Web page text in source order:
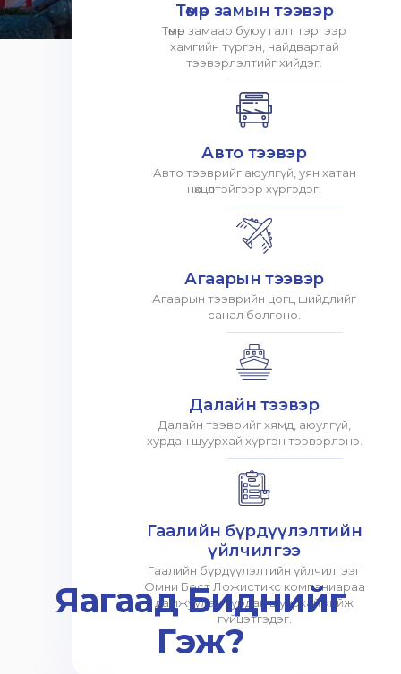
Төмөр замын тээвэр
Төмөр замаар буюу галт тэргээр
хамгийн түргэн, найдвартай
тээвэрлэлтийг хийдэг.
Авто тээвэр
Авто тээврийг аюулгүй, уян хатан
нөхцөлтэйгээр хүргэдэг.
Агаарын тээвэр
Агаарын тээврийн цогц шийдлийг
санал болгоно.
Далайн тээвэр
Далайн тээврийг хямд, аюулгүй,
хурдан шуурхай хүргэн тээвэрлэнэ.
Гаалийн бүрдүүлэлтийн
үйлчилгээ
Гаалийн бүрдүүлэлтийн үйлчилгээг
Омни Бест Ложистикс компаниараа
дамжуулан хурдан шуурхай хийж
гүйцэтгэдэг.
Яагаад Биднийг
Гэж?